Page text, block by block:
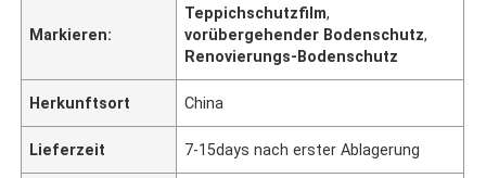
Markieren:
Teppichschutzfilm,
vorübergehender Bodenschutz,
Renovierungs-Bodenschutz
Herkunftsort China
Lieferzeit 7-15days nach erster Ablagerung